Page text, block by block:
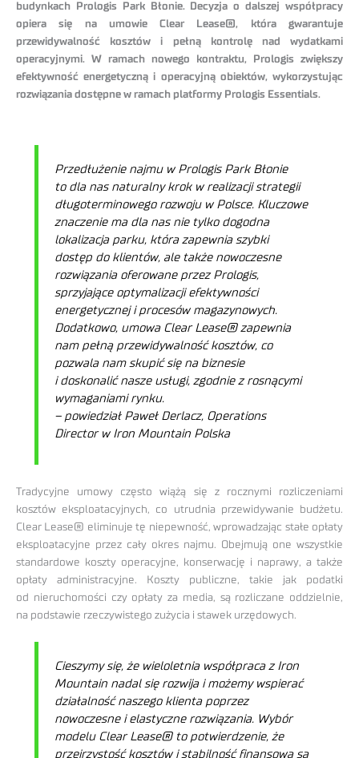
budynkach Prologis Park Błonie. Decyzja o dalszej współpracy
opiera się na umowie Clear Lease®, która gwarantuje
przewidywalność kosztów i pełną kontrolę nad wydatkami
operacyjnymi. W ramach nowego kontraktu, Prologis zwiększy
efektywność energetyczną i operacyjną obiektów, wykorzystując
rozwiązania dostępne w ramach platformy Prologis Essentials.
Przedłużenie najmu w Prologis Park Błonie
to dla nas naturalny krok w realizacji strategii
długoterminowego rozwoju w Polsce. Kluczowe
znaczenie ma dla nas nie tylko dogodna
lokalizacja parku, która zapewnia szybki
dostęp do klientów, ale także nowoczesne
rozwiązania oferowane przez Prologis,
sprzyjające optymalizacji efektywności
energetycznej i procesów magazynowych.
Dodatkowo, umowa Clear Lease® zapewnia
nam pełną przewidywalność kosztów, co
pozwala nam skupić się na biznesie
i doskonalić nasze usługi, zgodnie z rosnącymi
wymaganiami rynku.
– powiedział Paweł Derlacz, Operations
Director w Iron Mountain Polska
Tradycyjne umowy często wiążą się z rocznymi rozliczeniami
kosztów eksploatacyjnych, co utrudnia przewidywanie budżetu.
Clear Lease® eliminuje tę niepewność, wprowadzając stałe opłaty
eksploatacyjne przez cały okres najmu. Obejmują one wszystkie
standardowe koszty operacyjne, konserwację i naprawy, a także
opłaty administracyjne. Koszty publiczne, takie jak podatki
od nieruchomości czy opłaty za media, są rozliczane oddzielnie,
na podstawie rzeczywistego zużycia i stawek urzędowych.
Cieszymy się, że wieloletnia współpraca z Iron
Mountain nadal się rozwija i możemy wspierać
działalność naszego klienta poprzez
nowoczesne i elastyczne rozwiązania. Wybór
modelu Clear Lease® to potwierdzenie, że
przejrzystość kosztów i stabilność finansowa są